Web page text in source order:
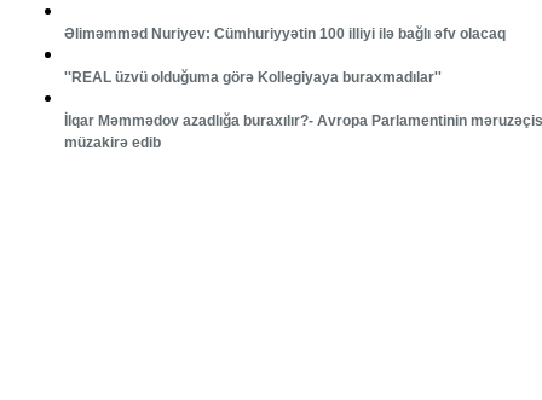
Əliməmməd Nuriyev: Cümhuriyyətin 100 illiyi ilə bağlı əfv olacaq
''REAL üzvü olduğuma görə Kollegiyaya buraxmadılar''
İlqar Məmmədov azadlığa buraxılır?- Avropa Parlamentinin
müzakirə edib